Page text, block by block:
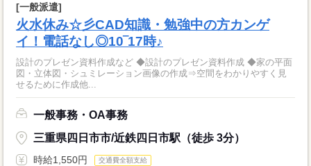
[一般派遣]
火水休み☆彡CAD知識・勉強中の方カンゲ
イ！電話なし◎10‾17時♪
設計のプレゼン資料作成など ◆設計のプレゼン資料作成 ◆家の平面
図・立体図・シュミレーション画像の作成⇒空間をわかりやすく見
せるために作成他...
一般事務・OA事務
三重県四日市市/近鉄四日市駅（徒歩 3分）
時給1,550円 交通費全額支給